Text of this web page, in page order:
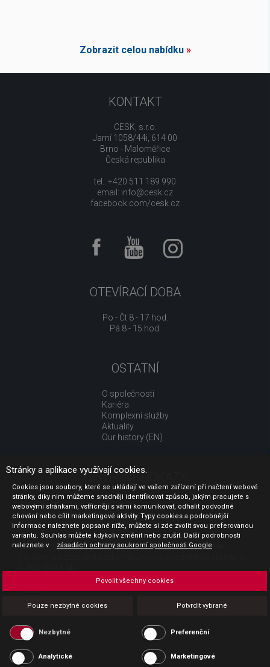
Zobrazit celou nabídku»
KONTAKT
CESK, s.r.o.
Jarní 1058/44i, 614 00
Brno - Maloměřice
Česká republika
tel.: +420 511 189 990
email: info@cesk.cz
facebook.com/cesk.cz
OTEVÍRACÍ DOBA
Po - Čt 8 - 17 hod.
Pá 8 - 15 hod.
OSTATNÍ
O společnosti
Kariéra
Komplexní služby
Aktuality
Our history (EN)
UŽITEČNÉ ODKAZY
Jak nakupovat
Obchodní podmínky
GDPR - ochrana osobních údajů
Profil zadavatele
Sdělení před uzavřením kupní smlouvy pro spotřebitele
Platba
Povinná publicita
Stránky a aplikace využívají cookies.
Cookies jsou soubory, které se ukládají ve vašem zařízení při načtení webové
stránky, díky nim můžeme snadněji identifikovat způsob, jakým pracujete s
webovými stránkami, vstřícněji s vámi komunikovat, odhalit podvodné
chování nebo cílit marketingové aktivity. Typy cookies a podrobnější
informace naleznete popsané níže, můžete si zde zvolit svou preferovanou
variantu. Souhlas můžete kdykoliv změnit nebo zrušit. Další podrobnosti
naleznete v
zásadách ochrany soukromí společnosti Google .
Pouze nezbytné cookies Potvrdit vybrané
Povolit všechny cookies
Nezbytné Preferenční
Analytické Marketingové